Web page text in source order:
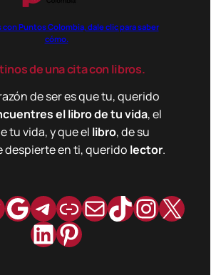
Puntos Colombia, dale clic para saber
cómo.
de una cita con libros.
de ser es que tu, querido
el libro de tu vida, el
tu vida, y que el libro, de su
despierte en ti, querido lector.
Google
Telegram
Enlace
Correo
TikTok
X
LinkedIn
Pinterest